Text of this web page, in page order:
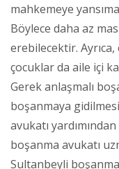
mahkemeye
Böylece daha az
erebilecektir.
çocuklar da aile içi
Gerek anlaşmalı
boşanmaya
avukatı
boşanma avukatı
Sultanbeyli